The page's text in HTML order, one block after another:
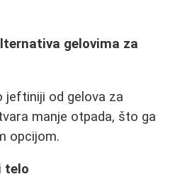
gelovima za
jeftiniji od gelova za
manje otpada, što ga
opcijom.
telo